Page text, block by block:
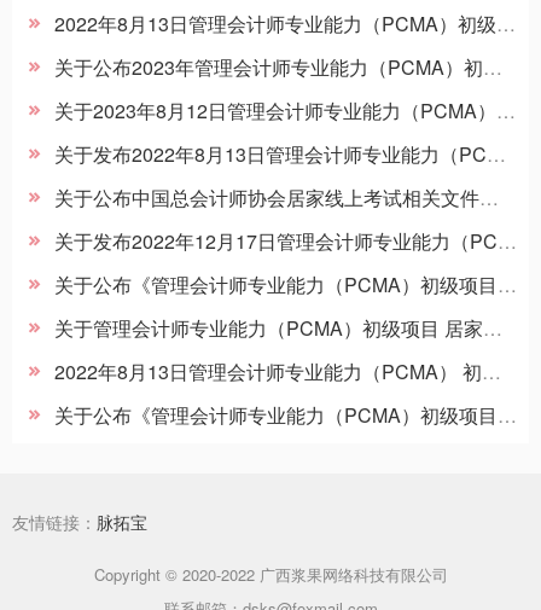
2022年8月13日管理会计师专业能力（PCMA）初级考试部分考区防疫相关事项的通知（中总秘 [2022] 75号）
关于公布2023年管理会计师专业能力（PCMA）初级项目考试时间的通知 （中总秘〔2022〕113号）
关于2023年8月12日管理会计师专业能力（PCMA）初级考试相关事项的通知 (中总秘〔2023〕58号)
关于发布2022年8月13日管理会计师专业能力（PCMA）初级考试成绩的公告（中总秘〔2022〕87号）
关于公布中国总会计师协会居家线上考试相关文件的通知(中总秘[2022] 82号)
关于发布2022年12月17日管理会计师专业能力（PCMA） 初级考试成绩的公告 （ 中总秘〔2023〕1号）
关于公布《管理会计师专业能力（PCMA）初级项目 招生简章（2023年版）》的通知（中总秘〔2022〕114号）
关于管理会计师专业能力（PCMA）初级项目 居家线上考试相关事项的补充通知(中总秘 〔2022〕83号)
2022年8月13日管理会计师专业能力（PCMA） 初级考试北京市、海口市等部分考区 防疫相关事项的补充通知（中总秘 [2022] 76号）
关于公布《管理会计师专业能力（PCMA）初级项目 ​招生简章（2024年版）》的通知（中总秘〔2023〕112号）
友情链接： 脉拓宝
Copyright © 2020-2022 广西浆果网络科技有限公司